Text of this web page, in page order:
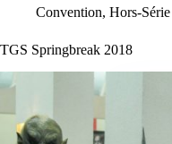
Convention, Hors-Série
TGS Springbreak 2018